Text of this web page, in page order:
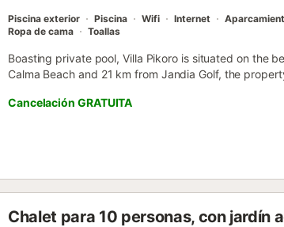
Piscina exterior Piscina Wifi Internet
Ropa de cama
Toallas
Boasting private pool, Villa Pikoro is situated on the
Calma Beach and 21 km from Jandia Golf, the
Cancelación GRATUITA
Chalet para 10 personas, con jardín